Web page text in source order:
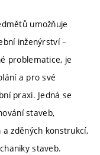
umožňuje
inženýrství –
problematice, je
a pro své
praxi. Jedná se
staveb,
zděných konstrukcí,
staveb.